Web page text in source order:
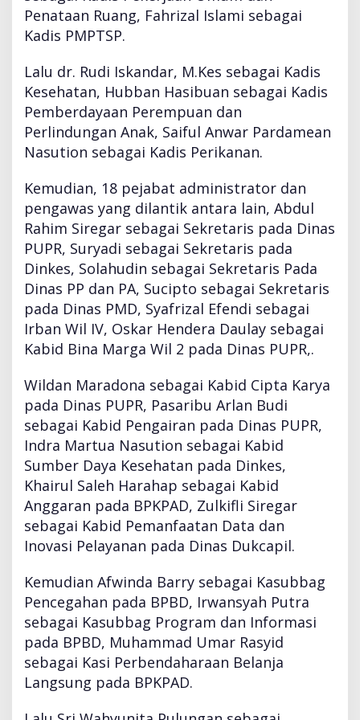
Penataan Ruang, Fahrizal Islami sebagai
Kadis PMPTSP.
Lalu dr. Rudi Iskandar, M.Kes sebagai Kadis
Kesehatan, Hubban Hasibuan sebagai Kadis
Pemberdayaan Perempuan dan
Perlindungan Anak, Saiful Anwar Pardamean
Nasution sebagai Kadis Perikanan.
Kemudian, 18 pejabat administrator dan
pengawas yang dilantik antara lain, Abdul
Rahim Siregar sebagai Sekretaris pada Dinas
PUPR, Suryadi sebagai Sekretaris pada
Dinkes, Solahudin sebagai Sekretaris Pada
Dinas PP dan PA, Sucipto sebagai Sekretaris
pada Dinas PMD, Syafrizal Efendi sebagai
Irban Wil IV, Oskar Hendera Daulay sebagai
Kabid Bina Marga Wil 2 pada Dinas PUPR,.
Wildan Maradona sebagai Kabid Cipta Karya
pada Dinas PUPR, Pasaribu Arlan Budi
sebagai Kabid Pengairan pada Dinas PUPR,
Indra Martua Nasution sebagai Kabid
Sumber Daya Kesehatan pada Dinkes,
Khairul Saleh Harahap sebagai Kabid
Anggaran pada BPKPAD, Zulkifli Siregar
sebagai Kabid Pemanfaatan Data dan
Inovasi Pelayanan pada Dinas Dukcapil.
Kemudian Afwinda Barry sebagai Kasubbag
Pencegahan pada BPBD, Irwansyah Putra
sebagai Kasubbag Program dan Informasi
pada BPBD, Muhammad Umar Rasyid
sebagai Kasi Perbendaharaan Belanja
Langsung pada BPKPAD.